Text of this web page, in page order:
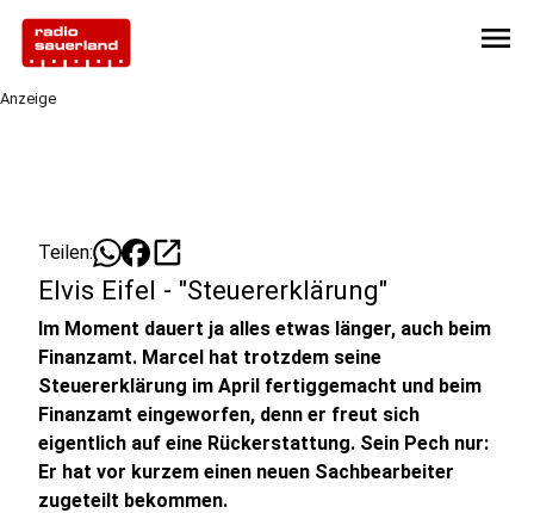
menu
Anzeige
Teilen: open_in_new
Elvis Eifel - "Steuererklärung"
Im Moment dauert ja alles etwas länger, auch beim
Finanzamt. Marcel hat trotzdem seine
Steuererklärung im April fertiggemacht und beim
Finanzamt eingeworfen, denn er freut sich
eigentlich auf eine Rückerstattung. Sein Pech nur:
Er hat vor kurzem einen neuen Sachbearbeiter
zugeteilt bekommen.